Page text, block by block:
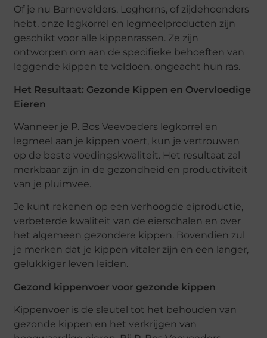
Of je nu Barnevelders, Leghorns, of zijdehoenders
hebt, onze legkorrel en legmeelproducten zijn
geschikt voor alle kippenrassen. Ze zijn
ontworpen om aan de specifieke behoeften van
leggende kippen te voldoen, ongeacht hun ras.
Het Resultaat: Gezonde Kippen en Overvloedige
Eieren
Wanneer je P. Bos Veevoeders legkorrel en
legmeel aan je kippen voert, kun je vertrouwen
op de beste voedingskwaliteit. Het resultaat zal
merkbaar zijn in de gezondheid en productiviteit
van je pluimvee.
Je kunt rekenen op een verhoogde eiproductie,
verbeterde kwaliteit van de eierschalen en over
het algemeen gezondere kippen. Bovendien zul
je merken dat je kippen vitaler zijn en een langer,
gelukkiger leven leiden.
Gezond kippenvoer voor gezonde kippen
Kippenvoer is de sleutel tot het behouden van
gezonde kippen en het verkrijgen van